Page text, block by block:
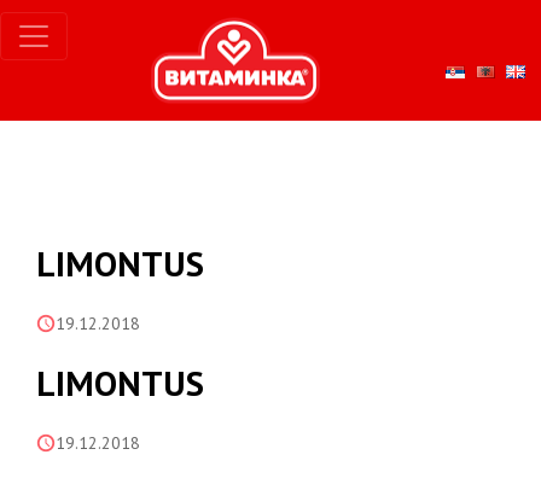
LIMONTUS
19.12.2018
LIMONTUS
19.12.2018